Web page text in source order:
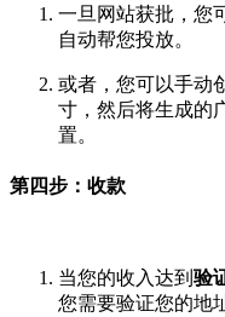
一旦网站获批，您
自动帮您投放。
或者，您可以手动
寸，然后将生成的
置。
第四步：收款
当您的收入达到 验
您需要验证您的地